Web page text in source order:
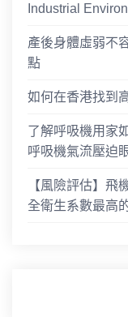
Industrial
產後身體虛弱不
點
如何在香港找到
了解呼吸機用家
呼吸機氣流壓迫
【風險評估】飛
全衛生系數最高